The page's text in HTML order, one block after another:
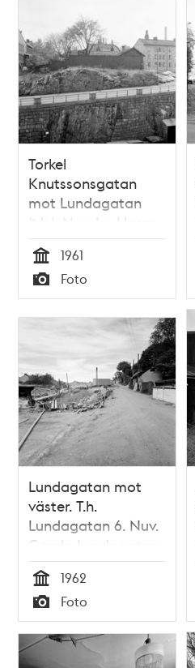
Torkel
Knutssonsgatan
mot Lundagatan
(t.h.). Nuv. kv. Haren
och Leporiden
Tid
1961
Typ
Foto
Lundagatan mot
väster. T.h.
Lundagatan 6. Nuv.
Gamla Lundagatan,
kv. Haren
Tid
1962
Typ
Foto